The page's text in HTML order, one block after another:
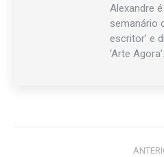
Alexandre
semanário
escritor’ e
‘Arte Agora’.
Navegação